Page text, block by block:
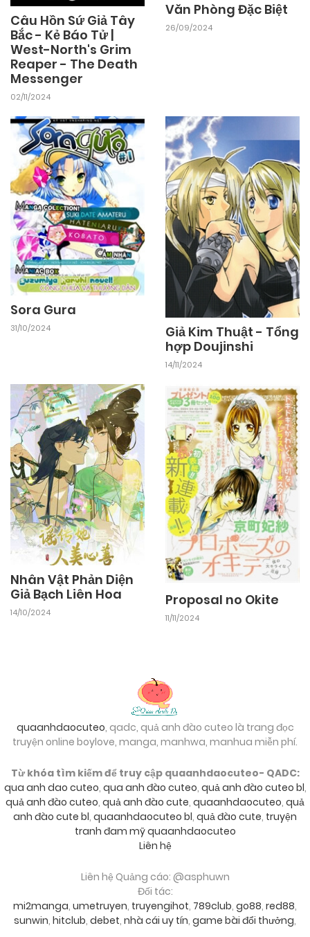
Câu Hồn Sứ Giả Tây
Bắc - Kẻ Báo Tử |
West-North's Grim
Reaper - The Death
Messenger
02/11/2024
Văn Phòng Đặc Biệt
26/09/2024
Sora Gura
31/10/2024
Giả Kim Thuật - Tổng
hợp Doujinshi
14/11/2024
Nhân Vật Phản Diện
Giả Bạch Liên Hoa
14/10/2024
Proposal no Okite
11/11/2024
quaanhdaocuteo, qadc, quả anh đào cuteo là trang đọc
truyện online boylove, manga, manhwa, manhua miễn phí.
Từ khóa tìm kiếm để truy cập quaanhdaocuteo- QADC:
qua anh dao cuteo, qua anh đào cuteo, quả anh đào cuteo bl,
quả anh đào cuteo, quả anh đào cute, quaanhdaocuteo, quả
anh đào cute bl, quaanhdaocuteo bl, quả đào cute, truyện
tranh đam mỹ quaanhdaocuteo
Liên hệ
Liên hệ Quảng cáo: @asphuwn
Đối tác:
mi2manga, umetruyen, truyengihot, 789club, go88, red88,
sunwin, hitclub, debet, nhà cái uy tín, game bài đổi thưởng,